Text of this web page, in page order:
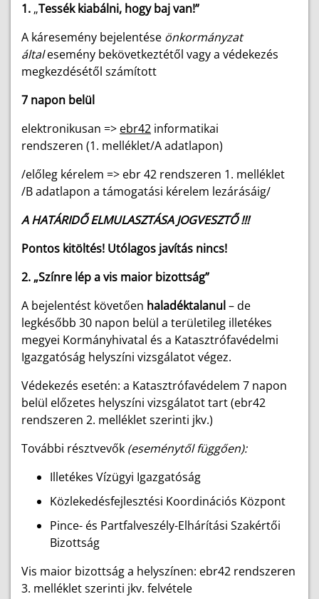
1. „Tessék kiabálni, hogy baj van!”
A káresemény bejelentése önkormányzat
általesemény bekövetkeztétől vagy a védekezés
megkezdésétől számított
7 napon belül
elektronikusan => ebr42 informatikai
rendszeren (1. melléklet/A adatlapon)
/előleg kérelem => ebr 42 rendszeren 1. melléklet
/B adatlapon a támogatási kérelem lezárásáig/
A HATÁRIDŐ ELMULASZTÁSA JOGVESZTŐ !!!
Pontos kitöltés! Utólagos javítás nincs!
2. „Színre lép a vis maior bizottság”
A bejelentést követően haladéktalanul– de
legkésőbb 30 napon belül a területileg illetékes
megyei Kormányhivatal és a Katasztrófavédelmi
Igazgatóság helyszíni vizsgálatot végez.
Védekezés esetén: a Katasztrófavédelem 7 napon
belül előzetes helyszíni vizsgálatot tart (ebr42
rendszeren 2. melléklet szerinti jkv.)
További résztvevők (eseménytől függően):
Illetékes Vízügyi Igazgatóság
Közlekedésfejlesztési Koordinációs Központ
Pince- és Partfalveszély-Elhárítási Szakértői
Bizottság
Vis maior bizottság a helyszínen: ebr42 rendszeren
3. melléklet szerinti jkv. felvétele